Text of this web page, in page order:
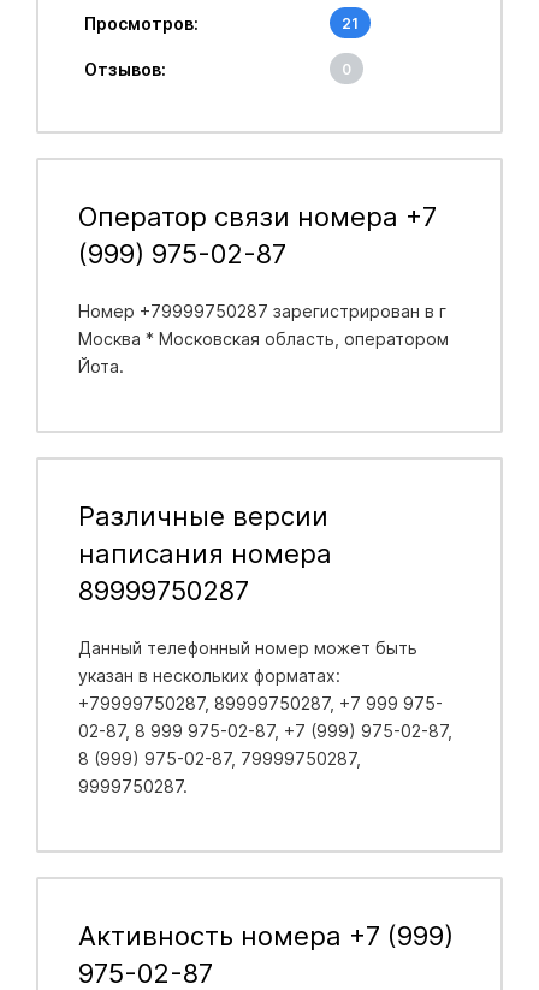
Просмотров: 21
Отзывов: 0
Оператор связи номера +7
(999) 975-02-87
Номер +79999750287 зарегистрирован в г
Москва * Московская область , оператором
Йота.
Различные версии
написания номера
89999750287
Данный телефонный номер может быть
указан в нескольких форматах:
+79999750287, 89999750287, +7 999 975-
02-87, 8 999 975-02-87, +7 (999) 975-02-87,
8 (999) 975-02-87, 79999750287,
9999750287.
Активность номера +7 (999)
975-02-87